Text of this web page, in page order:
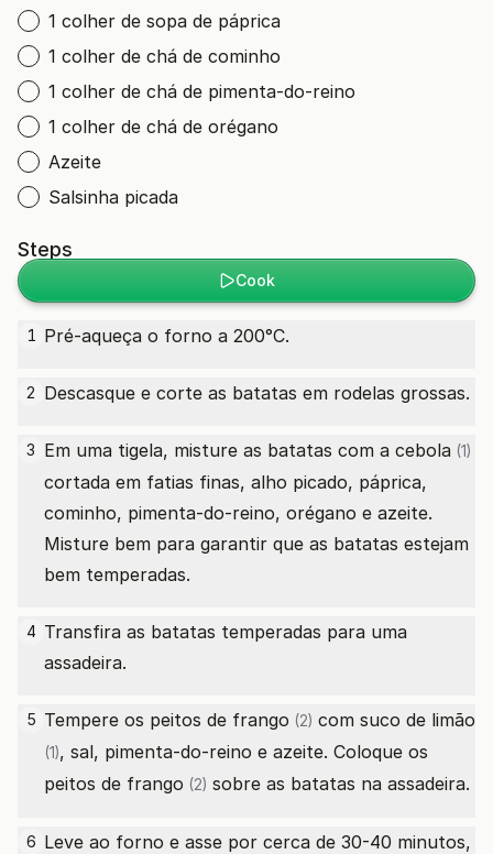
1 colher de sopa de páprica
1 colher de chá de cominho
1 colher de chá de pimenta-do-reino
1 colher de chá de orégano
Azeite
Salsinha picada
Steps
Cook
1 Pré-aqueça o forno a 200°C.
2 Descasque e corte as batatas em rodelas grossas.
3 Em uma tigela, misture as batatas com a cebola (1)
cortada em fatias finas, alho picado, páprica,
cominho, pimenta-do-reino, orégano e azeite.
Misture bem para garantir que as batatas estejam
bem temperadas.
4 Transfira as batatas temperadas para uma
assadeira.
5 Tempere os peitos de frango (2) com suco de limão
(1), sal, pimenta-do-reino e azeite. Coloque os
peitos de frango (2) sobre as batatas na assadeira.
6 Leve ao forno e asse por cerca de 30-40 minutos,